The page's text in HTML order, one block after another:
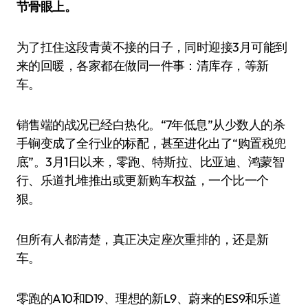
节骨眼上。
为了扛住这段青黄不接的日子，同时迎接3月可能到
来的回暖，各家都在做同一件事：清库存，等新
车。
销售端的战况已经白热化。“7年低息”从少数人的杀
手锏变成了全行业的标配，甚至进化出了“购置税兜
底”。3月1日以来，零跑、特斯拉、比亚迪、鸿蒙智
行、乐道扎堆推出或更新购车权益，一个比一个
狠。
但所有人都清楚，真正决定座次重排的，还是新
车。
零跑的A10和D19、理想的新L9、蔚来的ES9和乐道